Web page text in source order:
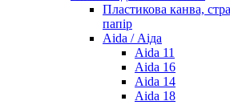
Пластикова канва,
папір
Aida / Аіда
Aida 11
Aida 16
Aida 14
Aida 18